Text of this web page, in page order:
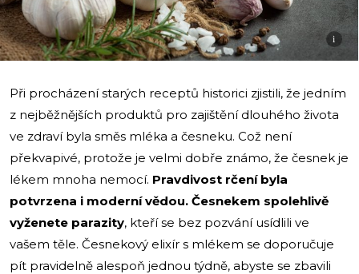
i
Při procházení starých receptů historici zjistili, že jedním
z nejběžnějších produktů pro zajištění dlouhého života
ve zdraví byla směs mléka a česneku. Což není
překvapivé, protože je velmi dobře známo, že česnek je
lékem mnoha nemocí. Pravdivost rčení byla
potvrzena i moderní vědou. Česnekem spolehlivě
vyženete parazity, kteří se bez pozvání usídlili ve
vašem těle. Česnekový elixír s mlékem se doporučuje
pít pravidelně alespoň jednou týdně, abyste se zbavili